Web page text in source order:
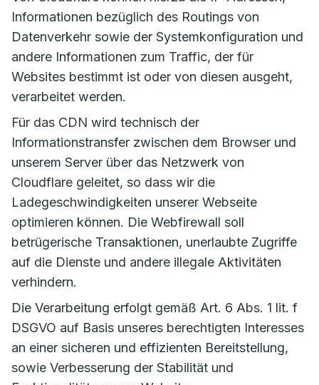
Informationen bezüglich des Routings von
Datenverkehr sowie der Systemkonfiguration und
andere Informationen zum Traffic, der für
Websites bestimmt ist oder von diesen ausgeht,
verarbeitet werden.
Für das CDN wird technisch der
Informationstransfer zwischen dem Browser und
unserem Server über das Netzwerk von
Cloudflare geleitet, so dass wir die
Ladegeschwindigkeiten unserer Webseite
optimieren können. Die Webfirewall soll
betrügerische Transaktionen, unerlaubte Zugriffe
auf die Dienste und andere illegale Aktivitäten
verhindern.
Die Verarbeitung erfolgt gemäß Art. 6 Abs. 1 lit. f
DSGVO auf Basis unseres berechtigten Interesses
an einer sicheren und effizienten Bereitstellung,
sowie Verbesserung der Stabilität und